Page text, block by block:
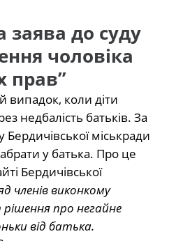
заява до суду
чоловіка
прав”
коли діти
недбалість батьків. За
міськради
у батька. Про це
Бердичівської
членів виконкому
про негайне
від батька.